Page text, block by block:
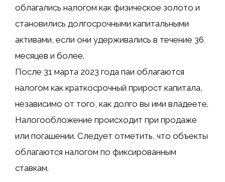
облагались налогом как физическое золото и
становились долгосрочными капитальными
активами, если они удерживались в течение 36
месяцев и более.
После 31 марта 2023 года паи облагаются
налогом как краткосрочный прирост капитала,
независимо от того, как долго вы ими владеете.
Налогообложение происходит при продаже
или погашении. Следует отметить, что объекты
облагаются налогом по фиксированным
ставкам.